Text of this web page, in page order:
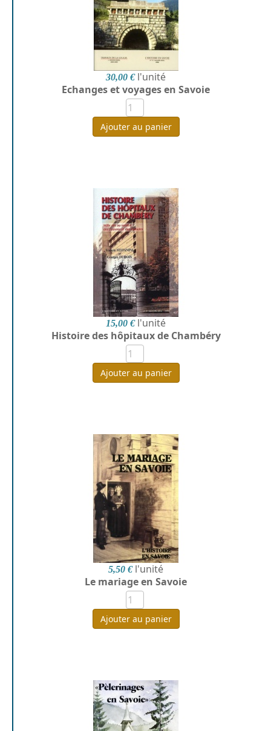
30,00 € l'unité
Echanges et voyages en Savoie
Ajouter au panier
15,00 € l'unité
Histoire des hôpitaux de Chambéry
Ajouter au panier
5,50 € l'unité
Le mariage en Savoie
Ajouter au panier